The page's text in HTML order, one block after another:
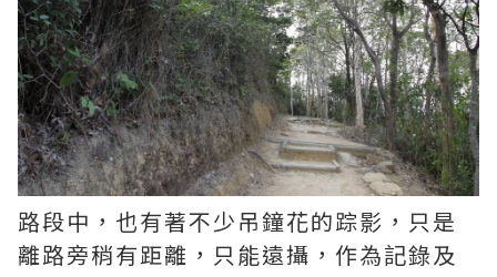
路段中，也有著不少吊鐘花的踪影，只是
離路旁稍有距離，只能遠攝，作為記錄及